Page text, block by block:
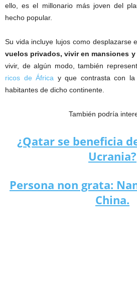
ello, es el millonario más joven del
hecho popular.
Su vida incluye lujos como desplazarse
vuelos privados, vivir en mansiones y
vivir, de algún modo, también
ricos de África y que contrasta con
habitantes de dicho continente.
También podría
¿Qatar se beneficia
Ucrania?
Persona non grata:
China.